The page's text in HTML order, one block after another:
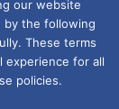
our website
the following
These terms
experience for all
policies.